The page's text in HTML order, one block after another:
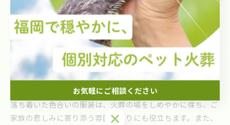
落ち着いた色の服装を選ぶことは、ペットへの敬意やご家族
の気持ちを穏やかに伝える意味があります。筑豊エリアで
は、地域によってはご近所の目が気になる場合もあるため、
TPOを意識した服装がマナーとされています。例えば、飯塚
市や嘉麻市では、派手な色や柄物の服装は避けるのが一般的
落ち着いた色合いの服装は、火葬の場をしめやかに保ち、ご
家族の悲しみに寄り添う雰囲気作りにも役立ちます。また、
お気軽にご相談ください
お気軽にご相談ください